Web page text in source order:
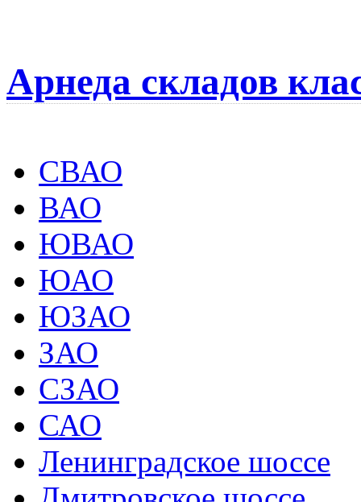
Арнеда складов
СВАО
ВАО
ЮВАО
ЮАО
ЮЗАО
ЗАО
СЗАО
САО
Ленинградское шоссе